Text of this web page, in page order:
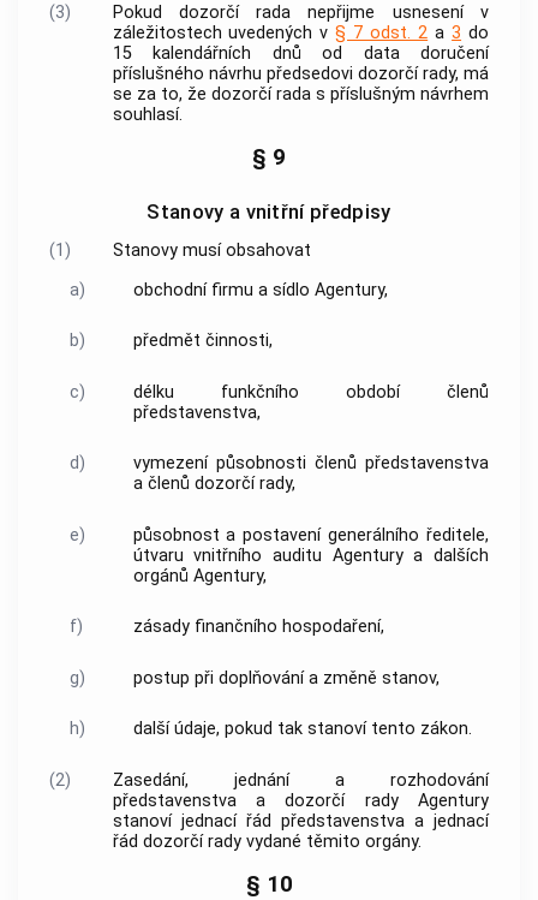
(3) Pokud dozorčí rada nepřijme usnesení v
záležitostech uvedených v§ 7 odst. 2 a3 do
15 kalendářních dnů od data doručení
příslušného návrhu předsedovi dozorčí rady, má
se za to, že dozorčí radas příslušným návrhem
souhlasí.
§ 9
Stanovy a vnitřní předpisy
(1)
Stanovy musí obsahovat
a)
obchodní firmu a sídlo Agentury,
b) předmět činnosti,
c)
délku funkčního období členů
představenstva,
d)
vymezení působnosti členů představenstva
a členů dozorčí rady,
e)
působnost a postavení generálního ředitele,
útvaru vnitřního auditu Agenturya dalších
orgánů Agentury,
f) zásady finančního hospodaření,
g) postup při doplňování a změně stanov,
h) další údaje, pokud tak stanoví tento zákon.
(2)
Zasedání, jednání a rozhodování
představenstva adozorčí rady
Agentury
stanoví jednací řád představenstva a jednací
řád dozorčí radyvydané těmito orgány.
§ 10